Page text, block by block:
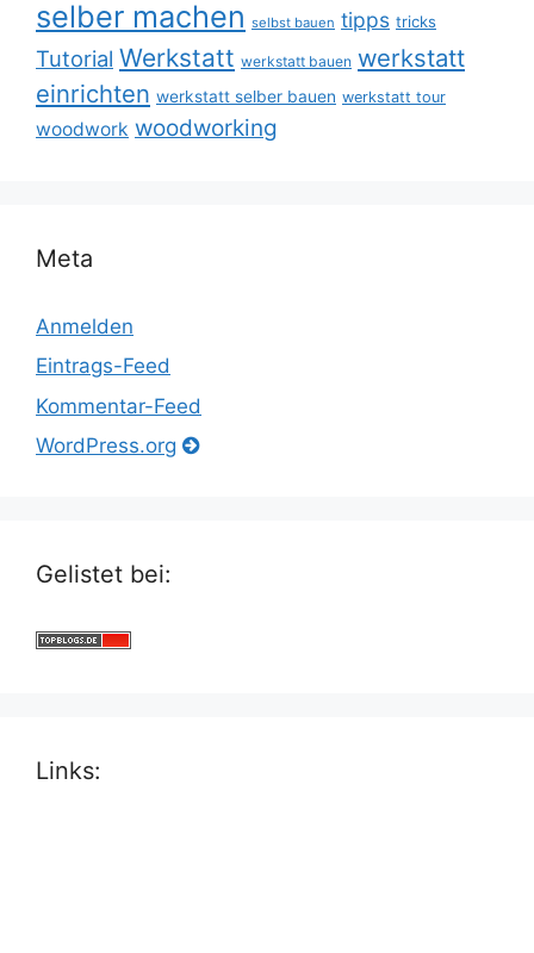
selber machen selbst bauen tipps tricks
Tutorial Werkstatt werkstatt bauen werkstatt
einrichten werkstatt selber bauen werkstatt tour
woodwork woodworking
Meta
Anmelden
Eintrags-Feed
Kommentar-Feed
WordPress.org
Gelistet bei:
Links: